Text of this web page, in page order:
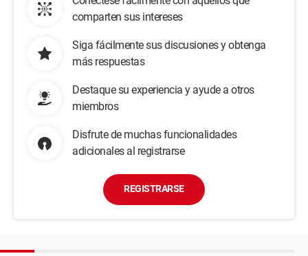
comparten sus intereses
Siga fácilmente sus discusiones y obtenga
más respuestas
Destaque su experiencia y ayude a otros
miembros
Disfrute de muchas funcionalidades
adicionales al registrarse
REGISTRARSE